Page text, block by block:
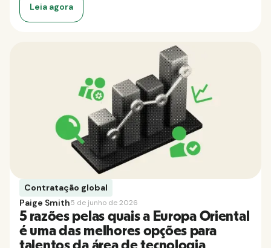
Leia agora
Contratação global
Paige Smith5 de junho de 2026
5 razões pelas quais a Europa Oriental
é uma das melhores opções para